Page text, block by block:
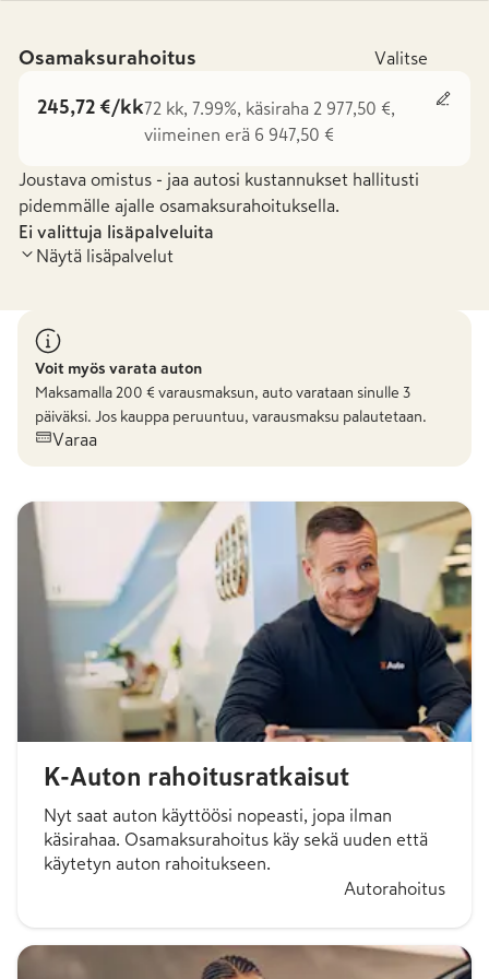
Osamaksurahoitus Valitse
245,72 €/kk72 kk, 7.99%, käsiraha 2 977,50 €,
viimeinen erä 6 947,50 €
Joustava omistus - jaa autosi kustannukset hallitusti
pidemmälle ajalle osamaksurahoituksella.
Ei valittuja lisäpalveluita
Näytä lisäpalvelut
Voit myös varata auton
Maksamalla 200 € varausmaksun, auto varataan sinulle 3
päiväksi. Jos kauppa peruuntuu, varausmaksu palautetaan.
Varaa
K-Auton rahoitusratkaisut
Nyt saat auton käyttöösi nopeasti, jopa ilman
käsirahaa. Osamaksurahoitus käy sekä uuden että
käytetyn auton rahoitukseen.
Autorahoitus